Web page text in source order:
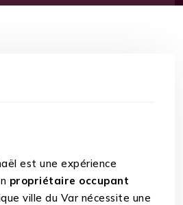
est une expérience
propriétaire occupant
ville du Var nécessite une